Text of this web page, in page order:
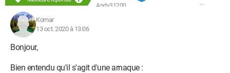
Andy31200
Komar
13 oct. 2020 à 13:06
Bonjour,
Bien entendu qu'il s'agit d'une arnaque :